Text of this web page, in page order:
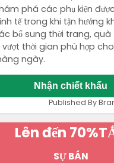
phá các phụ kiện
tế trong khi tận hưởng
bổ sung thời trang, quà
thời gian phù hợp cho
ngày.
Nhận chiết khấu
Published By
Lên đến 70%
SỰ BÁN